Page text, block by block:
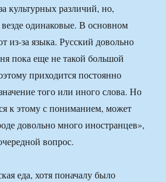
культурных различий, но,
одинаковые. В основном
из-за языка. Русский довольно
пока еще не такой большой
приходится постоянно
того или иного слова. Но
к этому с пониманием, может
довольно много иностранцев»,
вопрос.
еда, хотя поначалу было